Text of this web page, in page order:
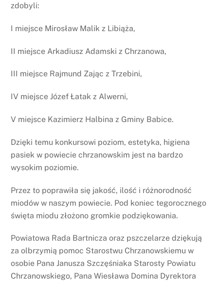
zdobyli:
I miejsce Mirosław Malik z Libiąża,
II miejsce Arkadiusz Adamski z Chrzanowa,
III miejsce Rajmund Zając z Trzebini,
IV miejsce Józef Łatak z Alwerni,
V miejsce Kazimierz Halbina z Gminy Babice.
Dzięki temu konkursowi poziom, estetyka, higiena
pasiek w powiecie chrzanowskim jest na bardzo
wysokim poziomie.
Przez to poprawiła się jakość, ilość i różnorodność
miodów w naszym powiecie. Pod koniec tegorocznego
święta miodu złożono gromkie podziękowania.
Powiatowa Rada Bartnicza oraz pszczelarze dziękują
za olbrzymią pomoc Starostwu Chrzanowskiemu w
osobie Pana Janusza Szczęśniaka Starosty Powiatu
Chrzanowskiego, Pana Wiesława Domina Dyrektora